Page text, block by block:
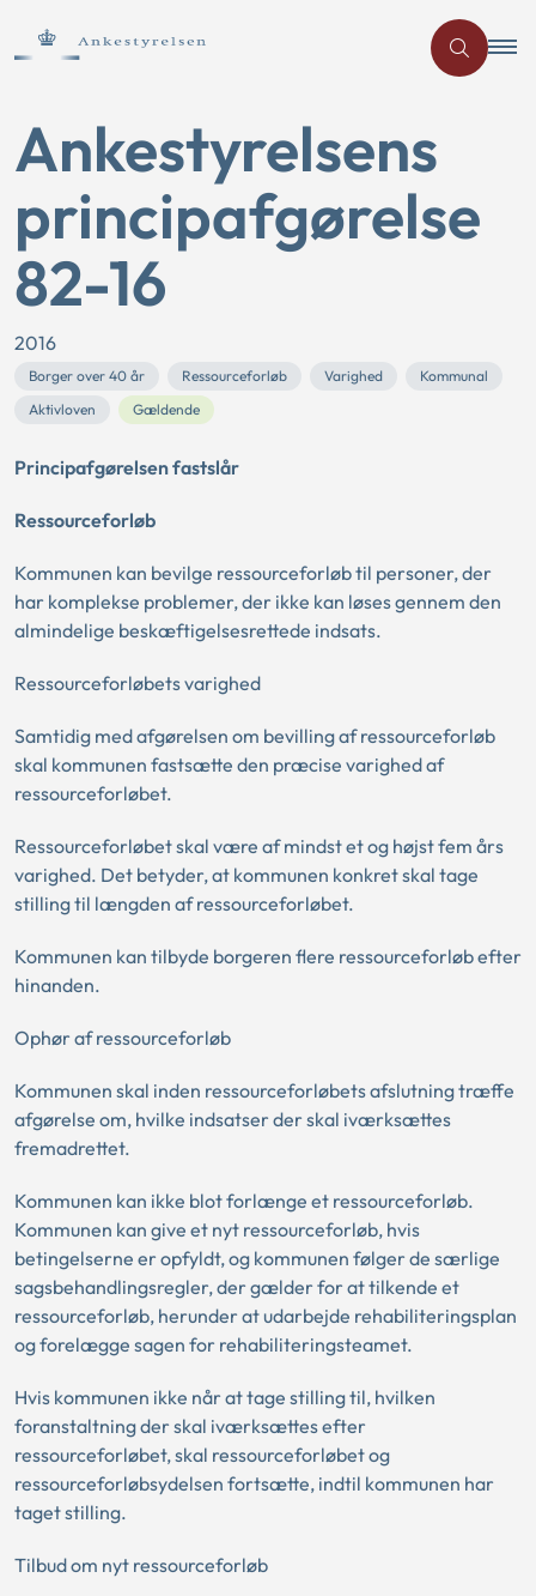
Ankestyrelsens
principafgørelse
82-16
2016
Borger over 40 år Ressourceforløb Varighed
Kommunal
Aktivloven
Gældende
Principafgørelsen fastslår
Ressourceforløb
Kommunen kan bevilge ressourceforløb til personer, der
har komplekse problemer, der ikke kan løses gennem den
almindelige beskæftigelsesrettede indsats.
Ressourceforløbets varighed
Samtidig med afgørelsen om bevilling af ressourceforløb
skal kommunen fastsætte den præcise varighed af
ressourceforløbet.
Ressourceforløbet skal være af mindst et og højst fem års
varighed. Det betyder, at kommunen konkret skal tage
stilling til længden af ressourceforløbet.
Kommunen kan tilbyde borgeren flere ressourceforløb efter
hinanden.
Ophør af ressourceforløb
Kommunen skal inden ressourceforløbets afslutning træffe
afgørelse om, hvilke indsatser der skal iværksættes
fremadrettet.
Kommunen kan ikke blot forlænge et ressourceforløb.
Kommunen kan give et nyt ressourceforløb, hvis
betingelserne er opfyldt, og kommunen følger de særlige
sagsbehandlingsregler, der gælder for at tilkende et
ressourceforløb, herunder at udarbejde rehabiliteringsplan
og forelægge sagen for rehabiliteringsteamet.
Hvis kommunen ikke når at tage stilling til, hvilken
foranstaltning der skal iværksættes efter
ressourceforløbet, skal ressourceforløbet og
ressourceforløbsydelsen fortsætte, indtil kommunen har
taget stilling.
Tilbud om nyt ressourceforløb